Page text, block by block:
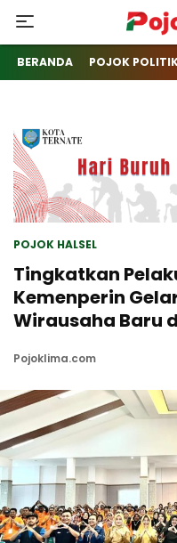
BERANDA POJOK
POJOK HALSEL
Tingkatkan
Kemenperin
Wirausaha Baru
Pojoklima.com